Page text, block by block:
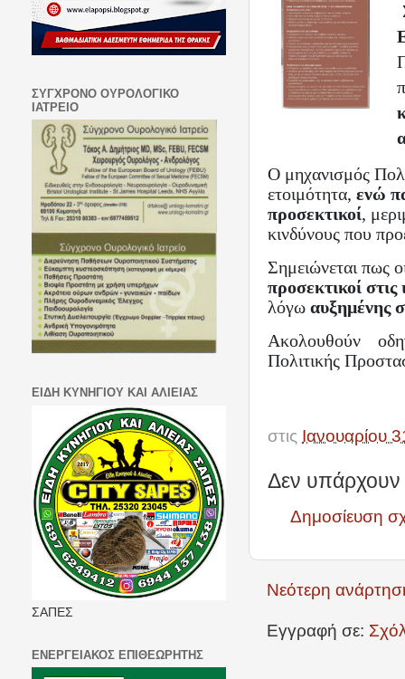
Ο μηχανισμός
ετοιμότητα, ενώ
προσεκτικοί,
κινδύνους που
Σημειώνεται πως
προσεκτικοί στις
λόγω αυξημένης
Ακολουθούν
Πολιτικής
στις Ιανουαρίου
Δεν υπάρχουν
Δημοσίευση
Νεότερη
Εγγραφή σε:
ΣΥΓΧΡΟΝΟ ΟΥΡΟΛΟΓΙΚΟ
ΙΑΤΡΕΙΟ
ΕΙΔΗ ΚΥΝΗΓΙΟΥ ΚΑΙ ΑΛΙΕΙΑΣ
ΣΑΠΕΣ
ΕΝΕΡΓΕΙΑΚΟΣ ΕΠΙΘΕΩΡΗΤΗΣ